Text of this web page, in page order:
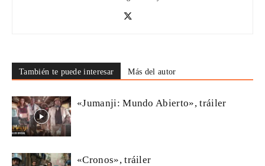
También te puede interesar Más del autor
«Jumanji: Mundo Abierto», tráiler
«Cronos», tráiler